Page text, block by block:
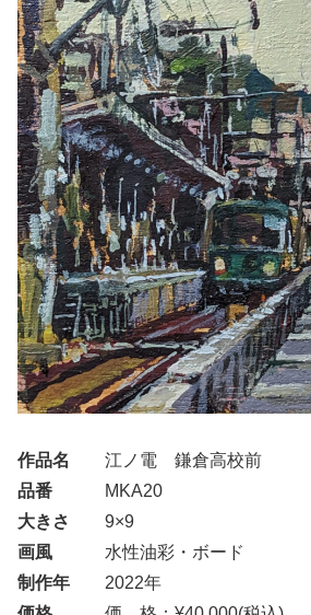
作品名
江ノ電 鎌倉高校前
品番 MKA20
大きさ
9×9
画風 水性油彩・ボード
制作年 2022年